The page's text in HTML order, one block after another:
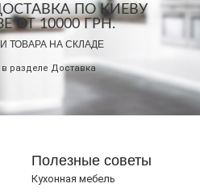
ПО КИЕВУ
ОТ 10000 ГРН.
ТОВАРА НА СКЛАДЕ
разделе Доставка
Полезные советы
Кухонная мебель